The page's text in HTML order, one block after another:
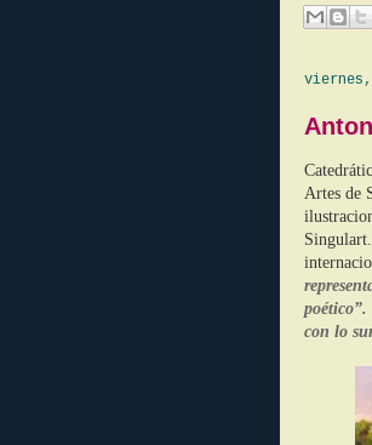
viernes,
Artes de
con lo